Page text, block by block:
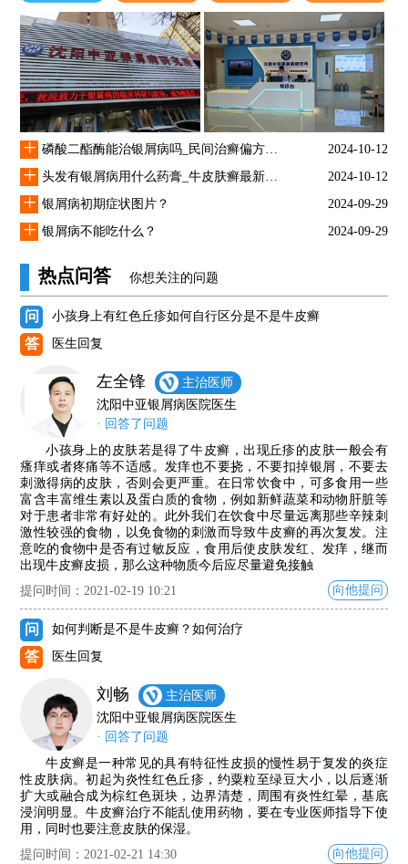
+ 磷酸二酯酶能治银屑病吗_民间治癣偏方大全 2024-10-12
+ 头发有银屑病用什么药膏_牛皮肤癣最新治疗方法 2024-10-12
+ 银屑病初期症状图片？ 2024-09-29
+ 银屑病不能吃什么？ 2024-09-29
热点问答 你想关注的问题
问 小孩身上有红色丘疹如何自行区分是不是牛皮癣
答 医生回复
左全锋
主治医师
沈阳中亚银屑病医院医生
· 回答了问题
小孩身上的皮肤若是得了牛皮癣，出现丘疹的皮肤一般会有
瘙痒或者疼痛等不适感。发痒也不要挠，不要扣掉银屑，不要去
刺激得病的皮肤，否则会更严重。在日常饮食中，可多食用一些
富含丰富维生素以及蛋白质的食物，例如新鲜蔬菜和动物肝脏等
对于患者非常有好处的。此外我们在饮食中尽量远离那些辛辣刺
激性较强的食物，以免食物的刺激而导致牛皮癣的再次复发。注
意吃的食物中是否有过敏反应，食用后使皮肤发红、发痒，继而
出现牛皮癣皮损，那么这种物质今后应尽量避免接触
提问时间：2021-02-19 10:21
向他提问
问 如何判断是不是牛皮癣？如何治疗
答 医生回复
刘畅
主治医师
沈阳中亚银屑病医院医生
· 回答了问题
牛皮癣是一种常见的具有特征性皮损的慢性易于复发的炎症
性皮肤病。初起为炎性红色丘疹，约粟粒至绿豆大小，以后逐渐
扩大或融合成为棕红色斑块，边界清楚，周围有炎性红晕，基底
浸润明显。牛皮癣治疗不能乱使用药物，要在专业医师指导下使
用，同时也要注意皮肤的保湿。
提问时间：2021-02-21 14:30
向他提问